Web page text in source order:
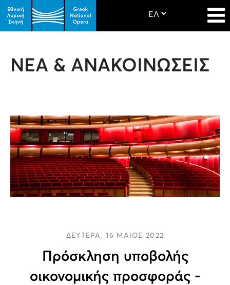
ΝΕΑ & ΑΝΑΚΟΙΝΩΣΕΙΣ
ΔΕΥΤΕΡΑ, 16 ΜΑΙΟΣ 2022
Πρόσκληση υποβολής
οικονομικής προσφοράς -